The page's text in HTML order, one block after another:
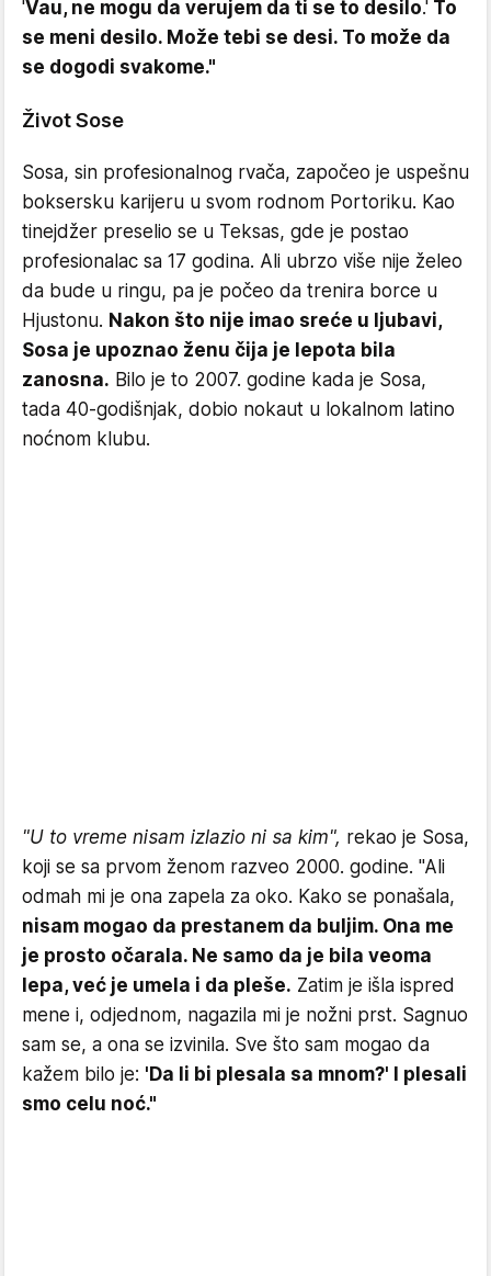
'Vau, ne mogu da verujem da ti se to desilo.' To
se meni desilo. Može tebi se desi. To može da
se dogodi svakome."
Život Sose
Sosa, sin profesionalnog rvača, započeo je uspešnu
boksersku karijeru u svom rodnom Portoriku. Kao
tinejdžer preselio se u Teksas, gde je postao
profesionalac sa 17 godina. Ali ubrzo više nije želeo
da bude u ringu, pa je počeo da trenira borce u
Hjustonu. Nakon što nije imao sreće u ljubavi,
Sosa je upoznao ženu čija je lepota bila
zanosna. Bilo je to 2007. godine kada je Sosa,
tada 40-godišnjak, dobio nokaut u lokalnom latino
noćnom klubu.
"U to vreme nisam izlazio ni sa kim", rekao je Sosa,
koji se sa prvom ženom razveo 2000. godine. "Ali
odmah mi je ona zapela za oko. Kako se ponašala,
nisam mogao da prestanem da buljim. Ona me
je prosto očarala. Ne samo da je bila veoma
lepa, već je umela i da pleše. Zatim je išla ispred
mene i, odjednom, nagazila mi je nožni prst. Sagnuo
sam se, a ona se izvinila. Sve što sam mogao da
kažem bilo je: 'Da li bi plesala sa mnom?' I plesali
smo celu noć."